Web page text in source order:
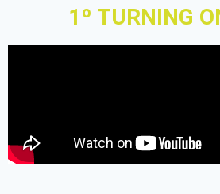
1º TURNING